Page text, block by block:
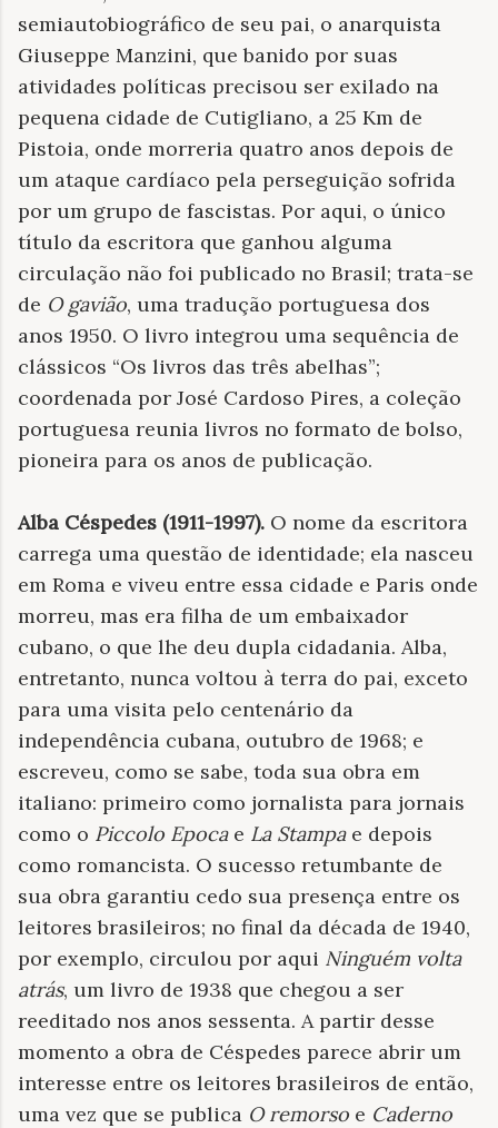
semiautobiográfico de seu pai, o anarquista
Giuseppe Manzini, que banido por suas
atividades políticas precisou ser exilado na
pequena cidade de Cutigliano, a 25 Km de
Pistoia, onde morreria quatro anos depois de
um ataque cardíaco pela perseguição sofrida
por um grupo de fascistas. Por aqui, o único
título da escritora que ganhou alguma
circulação não foi publicado no Brasil; trata-se
de O gavião, uma tradução portuguesa dos
anos 1950. O livro integrou uma sequência de
clássicos “Os livros das três abelhas”;
coordenada por José Cardoso Pires, a coleção
portuguesa reunia livros no formato de bolso,
pioneira para os anos de publicação.
Alba Céspedes (1911-1997). O nome da escritora
carrega uma questão de identidade; ela nasceu
em Roma e viveu entre essa cidade e Paris onde
morreu, mas era filha de um embaixador
cubano, o que lhe deu dupla cidadania. Alba,
entretanto, nunca voltou à terra do pai, exceto
para uma visita pelo centenário da
independência cubana, outubro de 1968; e
escreveu, como se sabe, toda sua obra em
italiano: primeiro como jornalista para jornais
como o Piccolo Epocae La Stampae depois
como romancista. O sucesso retumbante de
sua obra garantiu cedo sua presença entre os
leitores brasileiros; no final da década de 1940,
por exemplo, circulou por aqui Ninguém volta
atrás, um livro de 1938 que chegou a ser
reeditado nos anos sessenta. A partir desse
momento a obra de Céspedes parece abrir um
interesse entre os leitores brasileiros de então,
uma vez que se publica O remorso e Caderno